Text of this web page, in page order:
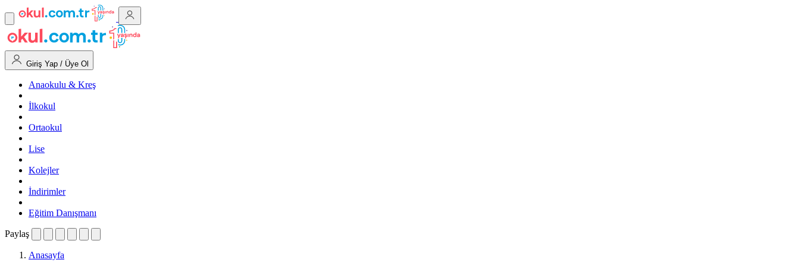
Giriş Yap / Üye Ol
Anaokulu & Kreş
İlkokul
Ortaokul
Lise
Kolejler
İndirimler
Eğitim Danışmanı
Paylaş
Anasayfa